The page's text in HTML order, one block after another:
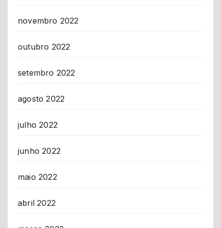
novembro 2022
outubro 2022
setembro 2022
agosto 2022
julho 2022
junho 2022
maio 2022
abril 2022